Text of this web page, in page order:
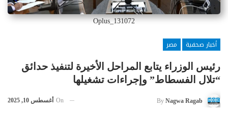
Oplus_131072
أخبار صحفية
مصر
رئيس الوزراء يتابع المراحل الأخيرة لتنفيذ حدائق
“تلال الفسطاط” وإجراءات تشغيلها
By Nagwa Ragab
On أغسطس 10, 2025